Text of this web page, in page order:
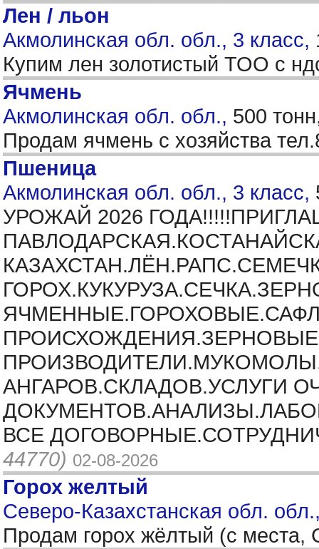
Лен / льон
Акмолинская обл. обл., 3 класс,
Купим лен золотистый ТОО с
Ячмень
Акмолинская обл. обл., 500
Продам ячмень с хозяйства
Пшеница
Акмолинская обл. обл., 3 класс,
УРОЖАЙ 2026
АНГАРОВ.СКЛАДОВ.УСЛУГИ
ВСЕ
44770) 02-08-2026
Горох желтый
Северо-Казахстанская обл.
Продам горох жёлтый (с